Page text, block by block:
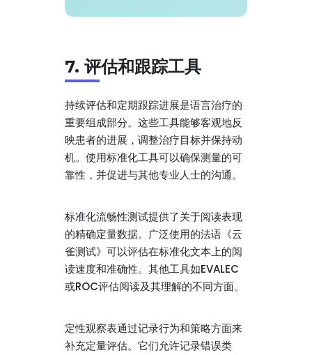
7. 评估和跟踪工具
持续评估和定期跟踪进展是语言治疗的
重要组成部分。这些工具能够客观地反
映患者的进展，调整治疗目标并保持动
机。使用标准化工具可以确保测量的可
靠性，并促进与其他专业人士的沟通。
标准化流畅性测试提供了关于阅读表现
的精确定量数据。广泛使用的法语《云
雀测试》可以评估在标准化文本上的阅
读速度和准确性。其他工具如EVALEC
或ROC评估阅读及其理解的不同方面。
定性观察表通过记录行为和策略方面来
补充定量评估。它们允许记录错误类